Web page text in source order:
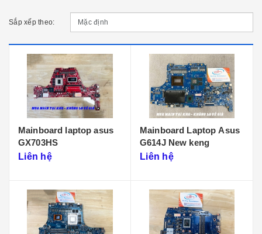
Sắp xếp theo:
Mainboard laptop asus
GX703HS
Liên hệ
Mainboard Laptop Asus
G614J New keng
Liên hệ